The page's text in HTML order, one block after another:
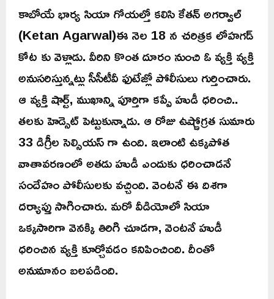
కాబోయే భార్య సియా గోయల్తో కలిసి కేతన్ అగర్వాల్
(Ketan Agarwal)ఈ నెల 18 న చరిత్రక లోహగడ్
కోట కు వెళ్లాడు. వీరిని కొంత దూరం నుంచి ఓ వ్యక్తి వ్యక్తి
అనుసరిస్తున్నట్లు సీసీటీవీ ఫుటేజ్లో పోలీసులు గుర్తించారు.
ఆ వ్యక్తి షార్ట్, ముఖాన్ని పూర్తిగా కప్పే హుడీ ధరించి..
తలకు హెడ్సెట్ పెట్టుకున్నాడు. ఆ రోజు ఉష్ణోగ్రత సుమారు
33 డిగ్రీల సెల్సియస్ గా ఉంది. ఇలాంటి ఉక్కపోత
వాతావరణంలో అతడు హుడీ ఎందుకు ధరించాడనే
సందేహం పోలీసులకు వచ్చింది. వెంటనే ఈ దిశగా
దర్యాప్తు సాగించారు. మరో వీడియోలో సియా
ఒక్కసారిగా వెనక్కి తిరిగి చూడగా, వెంటనే హుడీ
ధరించిన వ్యక్తి కూర్చోవడం కనిపించింది. దీంతో
అనుమానం బలపడింది.